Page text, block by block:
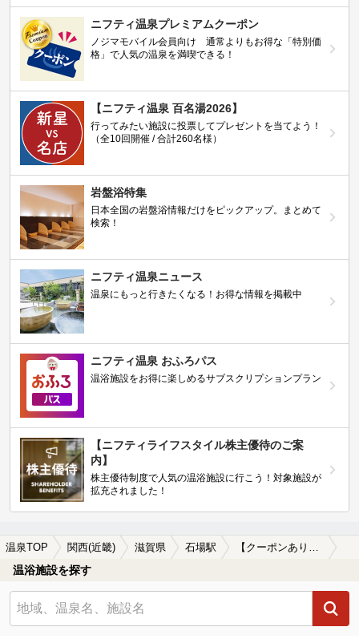
ニフティ温泉プレミアムクーポン
ノジマモバイル会員向け 通常よりもお得な「特別価
格」で人気の温泉を満喫できる！
【ニフティ温泉 百名湯2026】
行ってみたい施設に投票してプレゼントを当てよう！
（全10回開催 / 合計260名様）
岩盤浴特集
日本全国の岩盤浴情報だけをピックアップ。まとめて
検索！
ニフティ温泉ニュース
温泉にもっと行きたくなる！お得な情報を掲載中
ニフティ温泉 おふろパス
温浴施設をお得に楽しめるサブスクリプションプラン
【ニフティライフスタイル株主優待のご案
内】
株主優待制度で人気の温浴施設に行こう！対象施設が
拡充されました！
温泉TOP 関西(近畿) 滋賀県 石場駅
温浴施設を探す